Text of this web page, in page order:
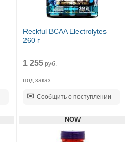
Reckful BCAA Eleсtrolytes
260 г
1 255 руб.
под заказ
Сообщить о поступлении
NOW